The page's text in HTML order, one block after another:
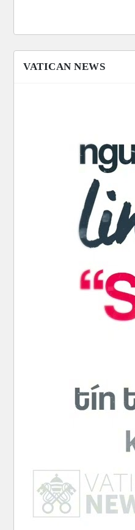
VATICAN NEWS